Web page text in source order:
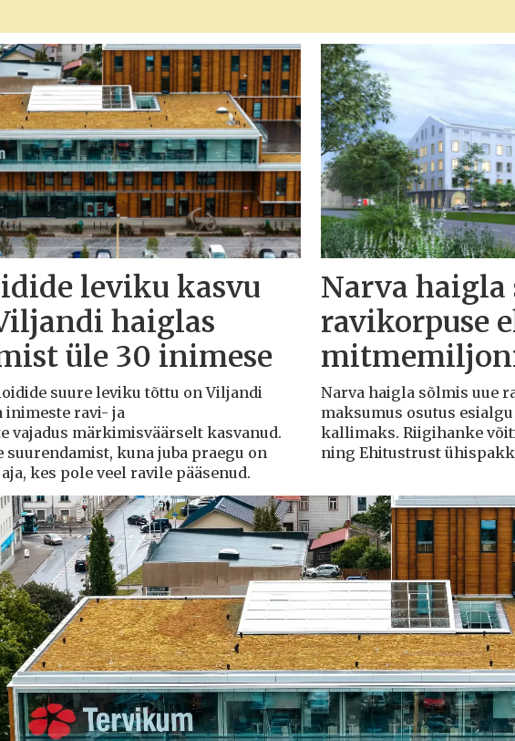
leviku kasvu
haiglas
üle 30 inimese
suure leviku tõttu on Viljandi
inimeste ravi- ja
vajadus märkimisväärselt kasvanud.
suurendamist, kuna juba praegu on
kes pole veel ravile pääsenud.
Narva haigla
ravikorpuse
Narva haigla sõlmis uue
maksumus osutus
kallimaks. Riigihanke
ning Ehitustrust